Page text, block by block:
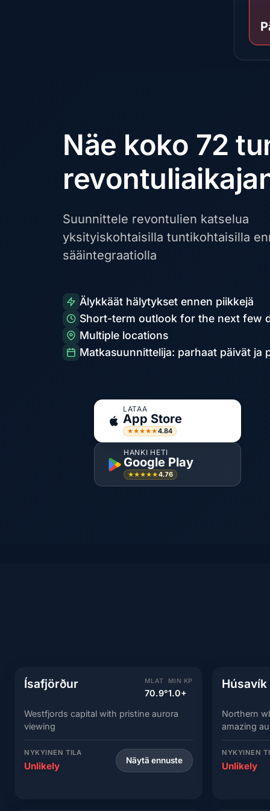
Näe koko 72
Suunnittele revontulien katselua
yksityiskohtaisilla tuntikohtaisilla
sääintegraatiolla
Älykkäät hälytykset ennen piikkejä
Short-term outlook for the next few
Multiple locations
Matkasuunnittelija: parhaat päivät ja
LATAA
App Store
★★★★★4.84
HANKI HETI
Google Play
★★★★★4.76
Ísafjörður MLAT
70.9°
MIN KP
1.0+
Westfjords capital with pristine aurora
viewing
NYKYINEN TILA
Unlikely Näytä ennuste
Húsavík
Northern
amazing
NYKYINEN
Unlikely